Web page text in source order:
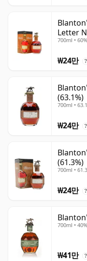
Letter
700ml • 60%
₩24만 ?
(63.1%)
700ml •
₩24만 ?
(61.3%)
700ml •
₩24만 ?
700ml • 40%
₩41만 ?